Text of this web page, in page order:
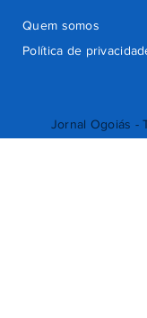
Jornal Ogoiás -
Quem somos
Política de